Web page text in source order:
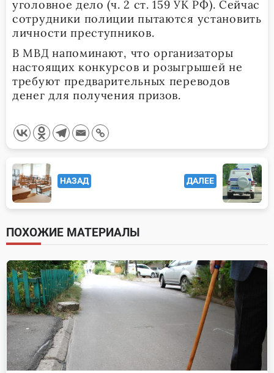
уголовное дело (ч. 2 ст. 159 УК РФ). Сейчас
сотрудники полиции пытаются установить
личности преступников.
В МВД напоминают, что организаторы
настоящих конкурсов и розыгрышей не
требуют предварительных переводов
денег для получения призов.
<span
class="nav-
subtitle
screen-
reader-
text">Page</span>
НАЗАД ДАЛЕЕ
ПОХОЖИЕ МАТЕРИАЛЫ